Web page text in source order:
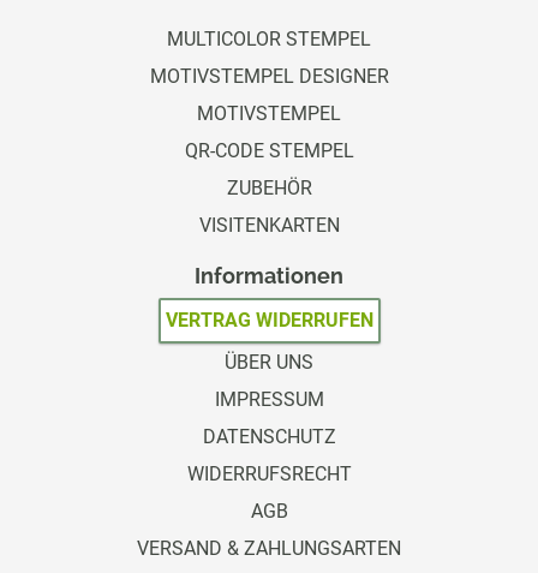
MULTICOLOR STEMPEL
MOTIVSTEMPEL DESIGNER
MOTIVSTEMPEL
QR-CODE STEMPEL
ZUBEHÖR
VISITENKARTEN
Informationen
VERTRAG WIDERRUFEN
ÜBER UNS
IMPRESSUM
DATENSCHUTZ
WIDERRUFSRECHT
AGB
VERSAND & ZAHLUNGSARTEN